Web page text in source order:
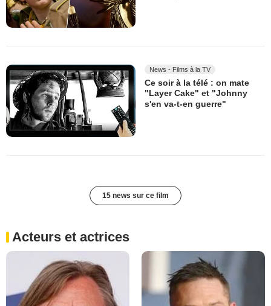
News - Films à la TV
Ce soir à la télé : on mate
"Layer Cake" et "Johnny
s'en va-t-en guerre"
15 news sur ce film
Acteurs et actrices